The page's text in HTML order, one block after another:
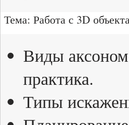
Тема: Работа с 3D
Виды
практика.
Типы